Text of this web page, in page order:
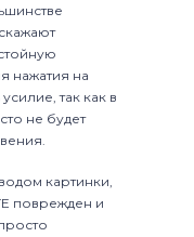
нажатия на
так как в
не будет
картинки,
поврежден и